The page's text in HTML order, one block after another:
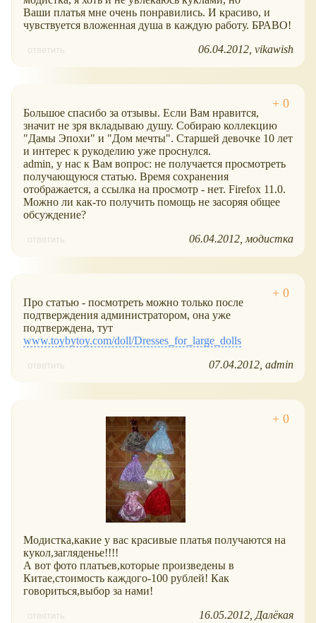
Ваши платья мне очень понравились. И красиво, и
чувствуется вложенная душа в каждую работу. БРАВО!
ответить 06.04.2012 vikawish
Большое спасибо за отзывы. Если Вам нравится,
значит не зря вкладываю душу. Собираю коллекцию
"Дамы Эпохи" и "Дом мечты". Старшей девочке 10 лет
и интерес к рукоделию уже проснулся.
admin, у нас к Вам вопрос: не получается просмотреть
получающуюся статью. Время сохранения
отображается, а ссылка на просмотр - нет. Firefox 11.0.
Можно ли как-то получить помощь не засоряя общее
обсуждение?
ответить 06.04.2012 модистка
Про статью - посмотреть можно только после
подтверждения администратором, она уже
подтверждена, тут
www.toybytoy.com/doll/Dresses_for_large_dolls
ответить 07.04.2012 admin
Модистка,какие у вас красивые платья получаются на
кукол,загляденье!!!!
А вот фото платьев,которые произведены в
Китае,стоимость каждого-100 рублей! Как
говориться,выбор за нами!
ответить 16.05.2012 Далёкая